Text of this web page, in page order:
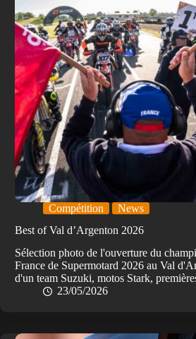
Compétition
News
Best of Val d’Argenton 2026
Sélection photo de l'ouverture du
France de Supermotard 2026 au Val
d'un team Suzuki, motos Stark,
23/05/2026